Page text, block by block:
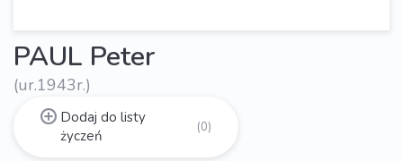
PAUL Peter
(ur.1943r.)
Dodaj do listy
życzeń
(0)